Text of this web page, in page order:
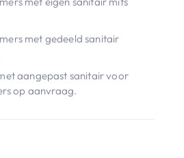
met gedeeld sanitair
aangepast sanitair voor
op aanvraag.